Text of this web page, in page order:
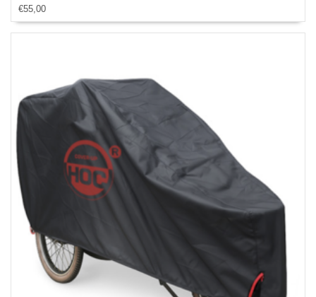
Red Label - incl. CIJFERSLOT voor door het slotgat
€55,00